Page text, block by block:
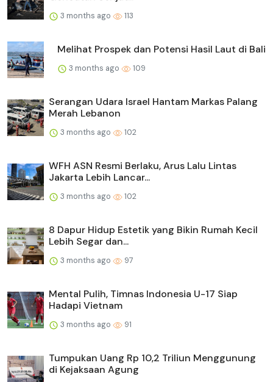
3 months ago 113
Melihat Prospek dan Potensi Hasil Laut di Bali
3 months ago 109
Serangan Udara Israel Hantam Markas Palang
Merah Lebanon
3 months ago 102
WFH ASN Resmi Berlaku, Arus Lalu Lintas
Jakarta Lebih Lancar...
3 months ago 102
8 Dapur Hidup Estetik yang Bikin Rumah Kecil
Lebih Segar dan...
3 months ago 97
Mental Pulih, Timnas Indonesia U-17 Siap
Hadapi Vietnam
3 months ago 91
Tumpukan Uang Rp 10,2 Triliun Menggunung
di Kejaksaan Agung